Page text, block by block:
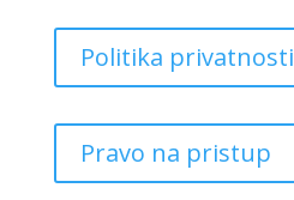
Politika privatnosti
Pravo na pristup